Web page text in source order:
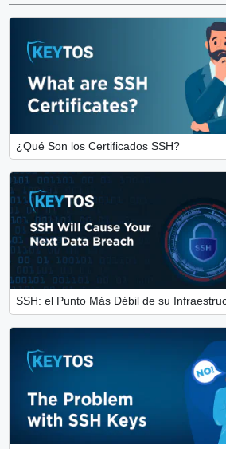
¿Qué Son los Certificados SSH?
SSH: el Punto Más Débil de su